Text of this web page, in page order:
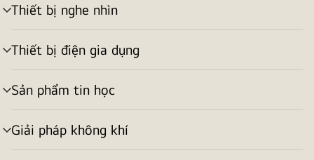
Thiết bị nghe nhìn
bật/tắt
menu
Thiết bị điện gia dụng
bật/tắt
menu
Sản phẩm tin học
bật/tắt
menu
Giải pháp không khí
bật/tắt
menu